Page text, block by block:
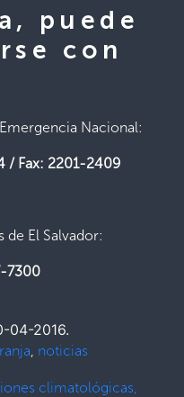
puede
con
Nacional:
/ Fax: 2201-2409
El Salvador:
7300
04-2016.
, noticias
climatológicas,